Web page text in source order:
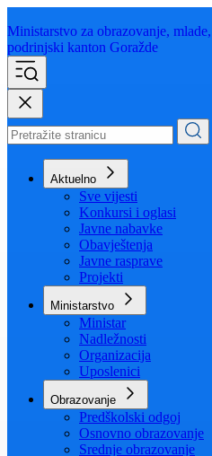
Ministarstvo za obrazovanje,
podrinjski kanton Goražde
Aktuelno
Sve vijesti
Konkursi i oglasi
Javne nabavke
Obavještenja
Javne rasprave
Projekti
Ministarstvo
Ministar
Nadležnosti
Organizacija
Uposlenici
Obrazovanje